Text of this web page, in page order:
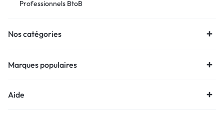
Professionnels BtoB
Nos catégories
Marques populaires
Aide